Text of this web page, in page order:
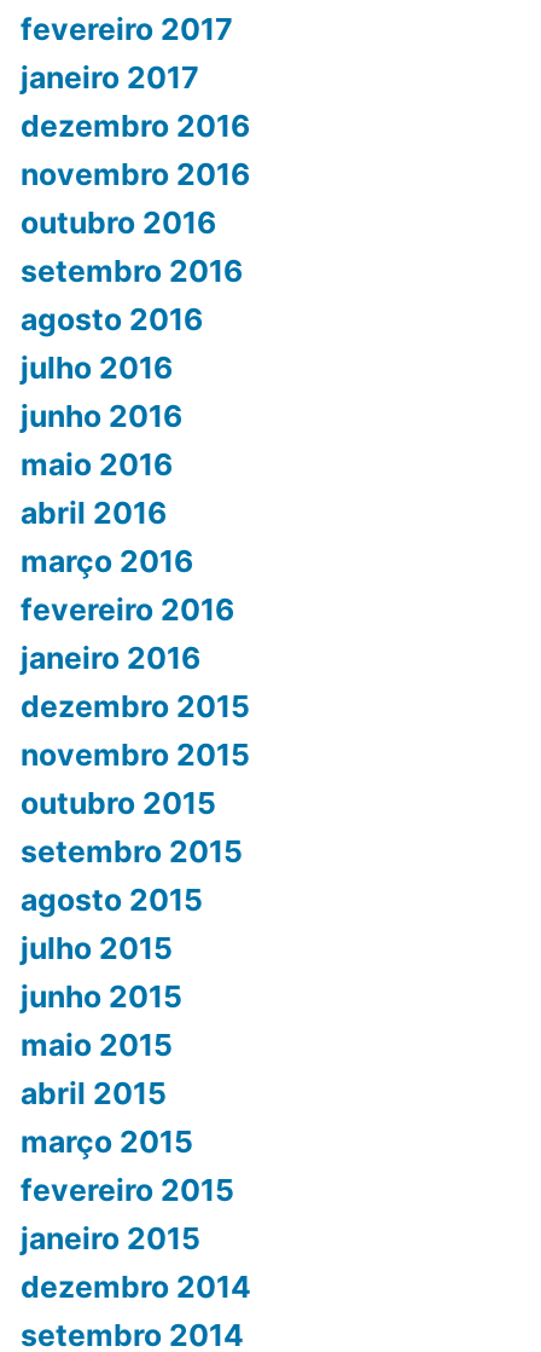
fevereiro 2017
janeiro 2017
dezembro 2016
novembro 2016
outubro 2016
setembro 2016
agosto 2016
julho 2016
junho 2016
maio 2016
abril 2016
março 2016
fevereiro 2016
janeiro 2016
dezembro 2015
novembro 2015
outubro 2015
setembro 2015
agosto 2015
julho 2015
junho 2015
maio 2015
abril 2015
março 2015
fevereiro 2015
janeiro 2015
dezembro 2014
setembro 2014